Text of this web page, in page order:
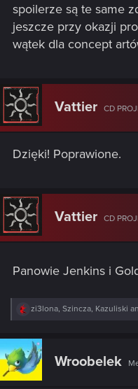
spoilerze są te same
jeszcze przy okazji
wątek dla concept
Vattier CD
Dzięki! Poprawione.
Vattier CD
Panowie Jenkins i
R
c
t
i
o
zi3lona, Szincza, Kazuliski
Wroobelek